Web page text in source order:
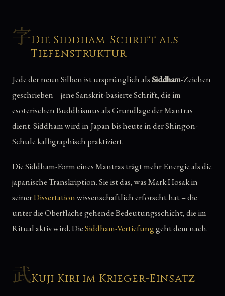
字Die Siddham-Schrift als
Tiefenstruktur
Jede der neun Silben ist ursprünglich alsSiddham-Zeichen
geschrieben – jene Sanskrit-basierte Schrift, die im
esoterischen Buddhismus als Grundlage der Mantras
dient. Siddham wird in Japan bis heute in der Shingon-
Schule kalligraphisch praktiziert.
Die Siddham-Form eines Mantras trägt mehr Energie als die
japanische Transkription. Sie ist das, was Mark Hosak in
seinerDissertationwissenschaftlich erforscht hat – die
unter die Oberfläche gehende Bedeutungsschicht, die im
Ritual aktiv wird. DieSiddham-Vertiefunggeht dem nach.
武Kuji Kiri im Krieger-Einsatz